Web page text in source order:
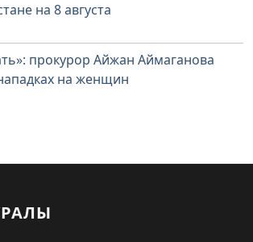
на 8 августа
прокурор Айжан Аймаганова
на женщин